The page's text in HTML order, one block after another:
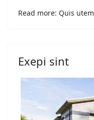
Read more: Quis utem
Exepi sint